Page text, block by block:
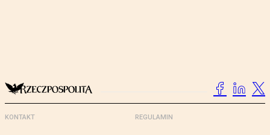
KONTAKT REGULAMIN